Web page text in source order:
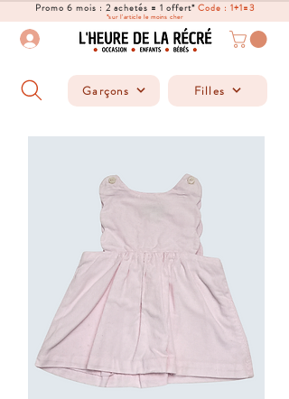
Promo 6 mois : 2 achetés = 1 offert*Code : 1+1=3
*sur l'article le moins cher
Garçons Filles